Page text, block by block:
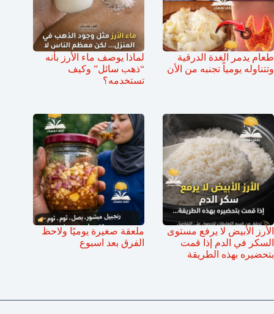
طعام يدمر الغدة الدرقية
وتتناوله يومياً تجنبه من الأن
لماذا يوصف ماء الأرز بأنه
“ذهب سائل” وكيف
تستخدمه؟
الأرز الأبيض لا يرفع مستوى
السكر في الدم إذا قمت
بتحضيره بهذه الطريقة
ملعقة صغيرة يوميًا ولاحظ
الفرق بعد اسبوع